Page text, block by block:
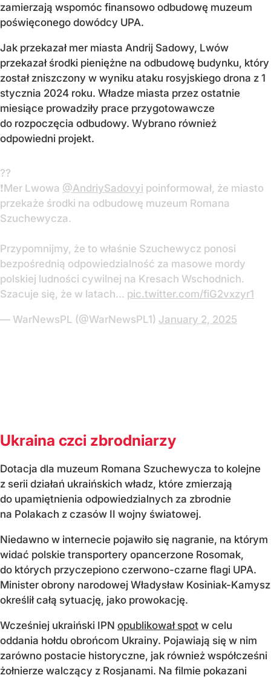
zamierzają wspomóc finansowo odbudowę muzeum
poświęconego dowódcy UPA.
Jak przekazał mer miasta Andrij Sadowy, Lwów
przekazał środki pieniężne na odbudowę budynku, który
został zniszczony w wyniku ataku rosyjskiego drona z 1
stycznia 2024 roku. Władze miasta przez ostatnie
miesiące prowadziły prace przygotowawcze
do rozpoczęcia odbudowy. Wybrano również
odpowiedni projekt.
??
❗️Mer Lwowa @AndriySadovyi poinformował, że miasto
przekaże środki na odbudowę muzeum Romana
Szuchewycza.
Przypomnijmy, że to właśnie Szuchewycz ponosi
bezpośrednią odpowiedzialność za masowe mordy
polskiej ludności cywilnej na Kresach Wschodnich.
Szacuje się, że w latach… pic.twitter.com/fiG2vxzyr1
— WarNewsPL (@WarNewsPL1) January 2, 2025
Ukraina czci zbrodniarzy
Dotacja dla muzeum Romana Szuchewycza to kolejne
z serii działań ukraińskich władz, które zmierzają
do upamiętnienia odpowiedzialnych za zbrodnie
na Polakach z czasów II wojny światowej.
Niedawno w internecie pojawiło się nagranie, na którym
widać polskie transportery opancerzone Rosomak,
do których przyczepiono czerwono-czarne flagi UPA.
Minister obrony narodowej Władysław Kosiniak-Kamysz
określił całą sytuację, jako prowokację.
Wcześniej ukraiński IPN opublikował spot w celu
oddania hołdu obrońcom Ukrainy. Pojawiają się w nim
zarówno postacie historyczne, jak również współcześni
żołnierze walczący z Rosjanami. Na filmie pokazani